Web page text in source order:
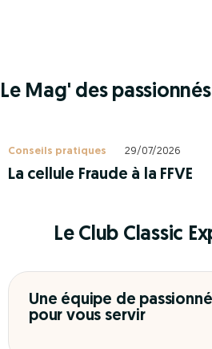
Le Mag' des passionnés
Conseils pratiques 29/07/2026
La cellule Fraude à la FFVE
Le Club Classic
Une équipe de
pour vous servir